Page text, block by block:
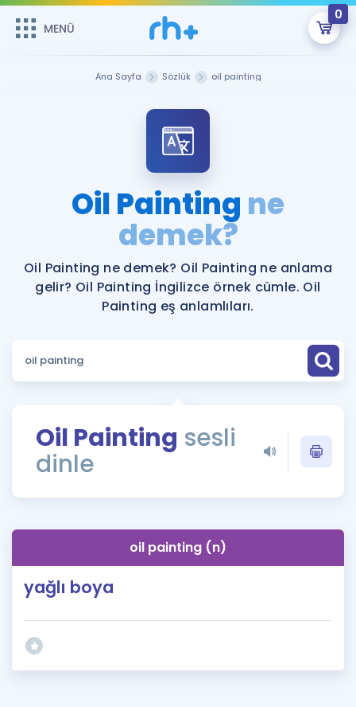
MENÜ
0
Şifremi Hatırlamıyorum
Sepetin Şu An Boş.
Remzi Hoca ile seni sınava hazırlayacak onlarca eğitim seni
bekliyor!
MENÜ
Katılımcı Görüşleri
Faydalı Araçlar
Ücretsiz Kaynaklar
Puan Hesaplama
ÖSYM Sınav Takvimi
Kampanyalar
İngilizce Gramer
İngilizce Gramer
Ana Sayfa Sözlük oil painting
Oil Painting ne
demek?
Oil Painting ne demek? Oil Painting ne anlama
gelir? Oil Painting İngilizce örnek cümle. Oil
Painting eş anlamlıları.
Oil Painting sesli
dinle
oil painting (n)
yağlı boya